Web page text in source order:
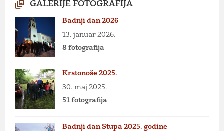
GALERIJE FOTOGRAFIJA
Badnji dan 2026
13. januar 2026.
8 fotografija
Krstonoše 2025.
30. maj 2025.
51 fotografija
Badnji dan Stupa 2025. godine